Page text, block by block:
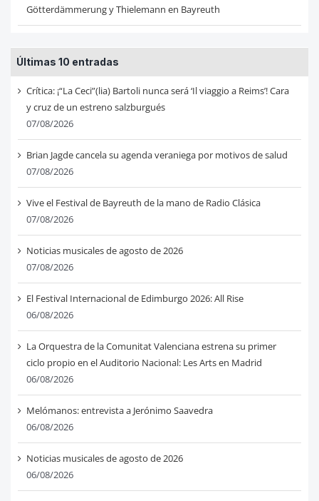
Götterdämmerung y Thielemann en Bayreuth
Últimas 10 entradas
Crítica: ¡“La Ceci”(lia) Bartoli nunca será ‘Il viaggio a Reims’! Cara
y cruz de un estreno salzburgués
07/08/2026
Brian Jagde cancela su agenda veraniega por motivos de salud
07/08/2026
Vive el Festival de Bayreuth de la mano de Radio Clásica
07/08/2026
Noticias musicales de agosto de 2026
07/08/2026
El Festival Internacional de Edimburgo 2026: All Rise
06/08/2026
La Orquestra de la Comunitat Valenciana estrena su primer
ciclo propio en el Auditorio Nacional: Les Arts en Madrid
06/08/2026
Melómanos: entrevista a Jerónimo Saavedra
06/08/2026
Noticias musicales de agosto de 2026
06/08/2026